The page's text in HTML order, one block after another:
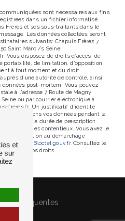
sont nécessaires aux fins
dans un fichier informatisé.
Frères et ses sous-traitants dans le
Les données collectées seront
suivants: Chapuis Frères 7
Saint Marc /s Seine
Vous disposez de droits d’accès, de
portabilité, de limitation, d’opposition,
à tout moment et du droit
d’une autorité de contrôle, ainsi
données post-mortem. Vous pouvez
à l'adresse 7 Route de Magny
ou par courrier électronique à
freres.fr. Un justificatif d'identité
conservons vos données pendant la
pendant la durée de prescription
de gestion des contentieux. Vous avez le
d'opposition au démarchage
adresse:
Bloctel.gouv.fr. Consultez le
sur vos droits.
fréquentes
et
sur